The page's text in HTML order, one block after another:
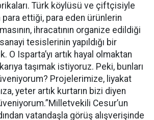
Türk köylüsü ve çiftçisiyle
para ettiği, para eden ürünlerin
ihracatının organize edildiği
tesislerinin yapıldığı bir
O Isparta’yı artık hayal olmaktan
taşımak istiyoruz. Peki, bunları
Projelerimize, liyakat
yeter artık kurtarın bizi diyen
Cesur’un
vatandaşla görüş alışverişinde